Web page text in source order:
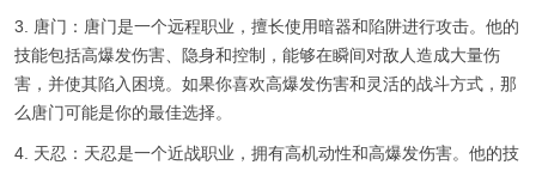
3. 唐门：唐门是一个远程职业，擅长使用暗器和陷阱进行攻击。他的
技能包括高爆发伤害、隐身和控制，能够在瞬间对敌人造成大量伤
害，并使其陷入困境。如果你喜欢高爆发伤害和灵活的战斗方式，那
么唐门可能是你的最佳选择。
4. 天忍：天忍是一个近战职业，拥有高机动性和高爆发伤害。他的技